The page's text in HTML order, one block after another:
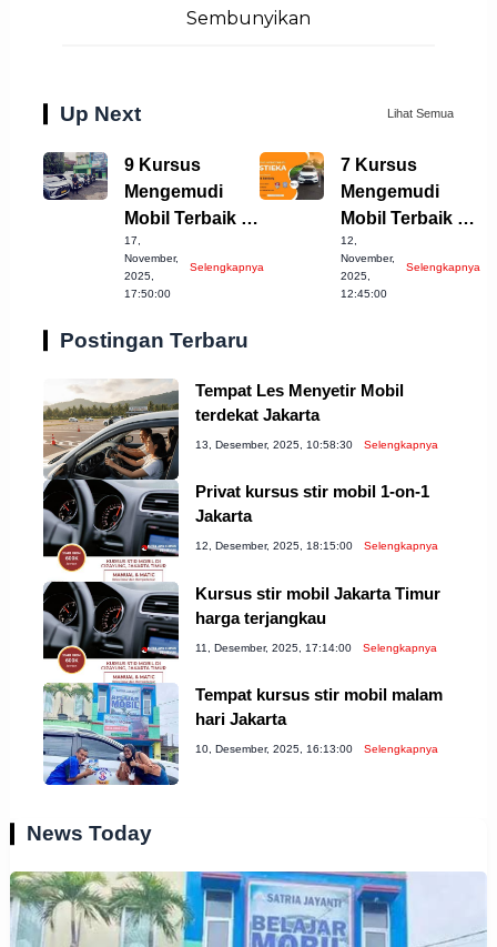
Sembunyikan
Up Next Lihat Semua
9 Kursus
Mengemudi
Mobil Terbaik di
Kota Bekasi
2023
17,
November,
2025,
17:50:00
Selengkapnya
7 Kursus
Mengemudi
Mobil Terbaik di
Cimahi yang
Wajib Dicoba!
12,
November,
2025,
12:45:00
Selengkapnya
Postingan Terbaru
Tempat Les Menyetir Mobil
terdekat Jakarta
13, Desember, 2025, 10:58:30 Selengkapnya
Privat kursus stir mobil 1-on-1
Jakarta
12, Desember, 2025, 18:15:00 Selengkapnya
Kursus stir mobil Jakarta Timur
harga terjangkau
11, Desember, 2025, 17:14:00 Selengkapnya
Tempat kursus stir mobil malam
hari Jakarta
10, Desember, 2025, 16:13:00 Selengkapnya
News Today